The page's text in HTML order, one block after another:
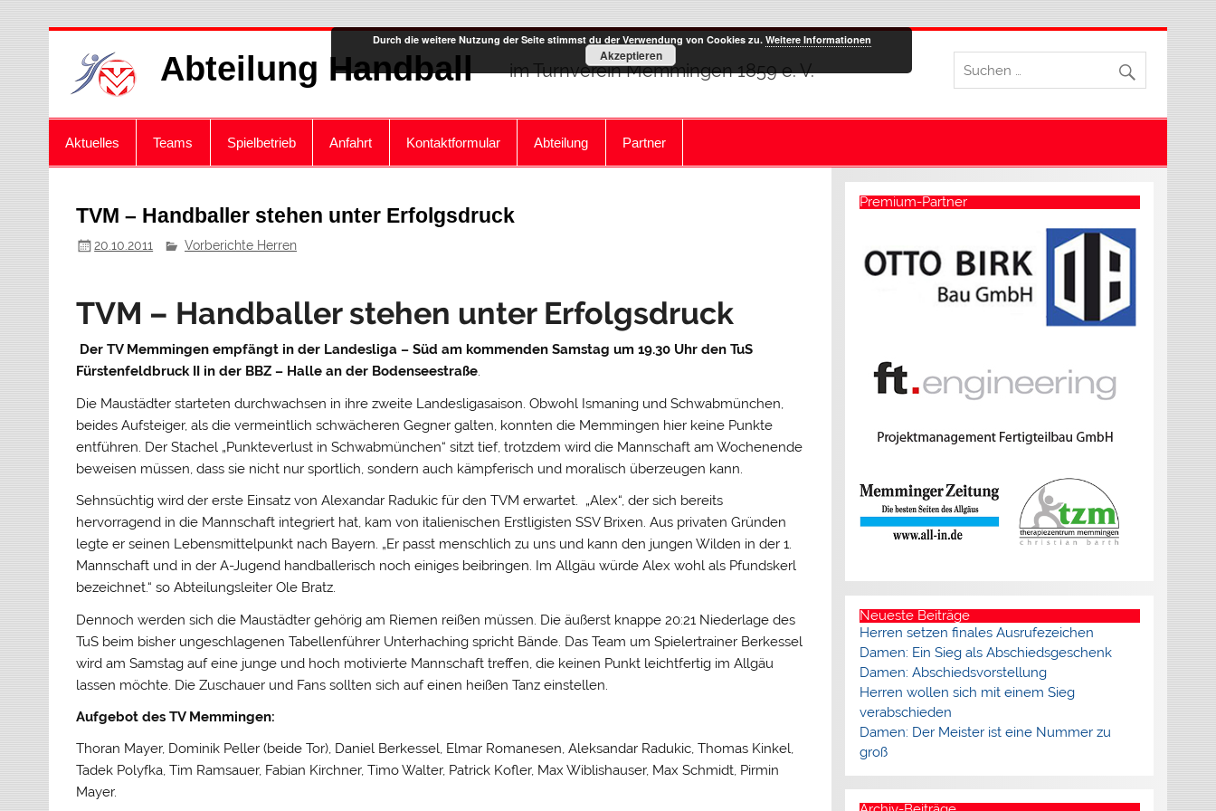
Abteilung Handball im Turnverein Memmingen 1859 e. V.
Aktuelles Teams Spielbetrieb Anfahrt Kontaktformular Abteilung Partner
TVM – Handballer stehen unter Erfolgsdruck
20.10.2011 Vorberichte Herren
TVM – Handballer stehen unter Erfolgsdruck
Der TV Memmingen empfängt in der Landesliga – Süd am kommenden Samstag um 19.30 Uhr den TuS
Fürstenfeldbruck II in der BBZ – Halle an der Bodenseestraße.
Die Maustädter starteten durchwachsen in ihre zweite Landesligasaison. Obwohl Ismaning und Schwabmünchen,
beides Aufsteiger, als die vermeintlich schwächeren Gegner galten, konnten die Memmingen hier keine Punkte
entführen. Der Stachel „Punkteverlust in Schwabmünchen“ sitzt tief, trotzdem wird die Mannschaft am Wochenende
beweisen müssen, dass sie nicht nur sportlich, sondern auch kämpferisch und moralisch überzeugen kann.
Sehnsüchtig wird der erste Einsatz von Alexandar Radukic für den TVM erwartet. „Alex“, der sich bereits
hervorragend in die Mannschaft integriert hat, kam von italienischen Erstligisten SSV Brixen. Aus privaten Gründen
legte er seinen Lebensmittelpunkt nach Bayern. „Er passt menschlich zu uns und kann den jungen Wilden in der 1.
Mannschaft und in der A-Jugend handballerisch noch einiges beibringen. Im Allgäu würde Alex wohl als Pfundskerl
bezeichnet.“ so Abteilungsleiter Ole Bratz.
Dennoch werden sich die Maustädter gehörig am Riemen reißen müssen. Die äußerst knappe 20:21 Niederlage des
TuS beim bisher ungeschlagenen Tabellenführer Unterhaching spricht Bände. Das Team um Spielertrainer Berkessel
wird am Samstag auf eine junge und hoch motivierte Mannschaft treffen, die keinen Punkt leichtfertig im Allgäu
lassen möchte. Die Zuschauer und Fans sollten sich auf einen heißen Tanz einstellen.
Aufgebot des TV Memmingen:
Thoran Mayer, Dominik Peller (beide Tor), Daniel Berkessel, Elmar Romanesen, Aleksandar Radukic, Thomas Kinkel,
Tadek Polyfka, Tim Ramsauer, Fabian Kirchner, Timo Walter, Patrick Kofler, Max Wiblishauser, Max Schmidt, Pirmin
Mayer.
Premium-Partner
Neueste Beiträge
Herren setzen finales Ausrufezeichen
Damen: Ein Sieg als Abschiedsgeschenk
Damen: Abschiedsvorstellung
Herren wollen sich mit einem Sieg
verabschieden
Damen: Der Meister ist eine Nummer zu
groß
Durch die weitere Nutzung der Seite stimmst du der Verwendung von Cookies zu. Weitere Informationen
Akzeptieren